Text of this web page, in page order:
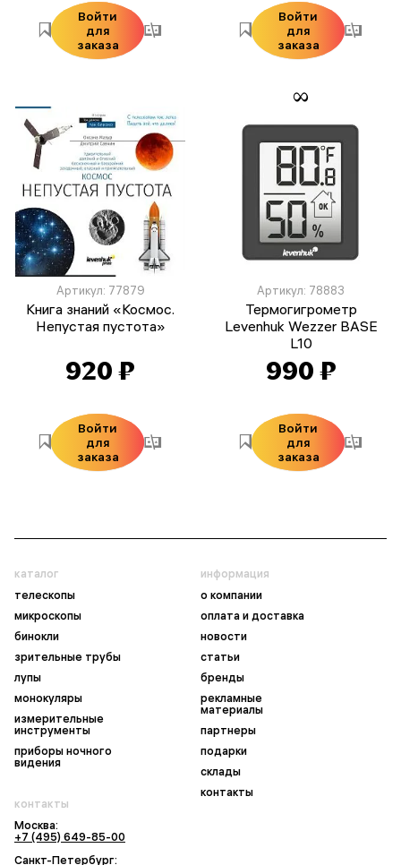
Войти
для
заказа
Войти
для
заказа
Артикул: 77879
Книга знаний «Космос.
Непустая пустота»
920 ₽
Войти
для
заказа
Артикул: 78883
Термогигрометр
Levenhuk Wezzer BASE
L10
990 ₽
Войти
для
заказа
каталог
телескопы
микроскопы
бинокли
зрительные трубы
лупы
монокуляры
измерительные
инструменты
приборы ночного
видения
информация
о компании
оплата и доставка
новости
статьи
бренды
рекламные
материалы
партнеры
подарки
склады
контакты
контакты
Москва:
+7 (495) 649-85-00
Санкт-Петербург: